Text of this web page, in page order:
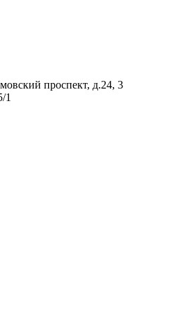
проспект, д.24, 3
1